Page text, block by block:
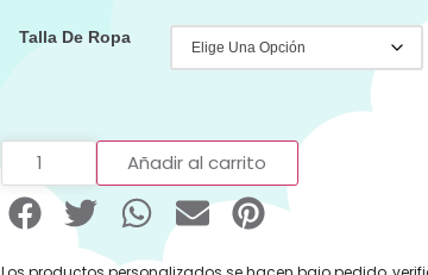
Talla De Ropa
Añadir al carrito